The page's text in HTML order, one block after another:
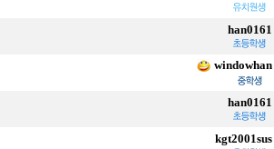
han0161
windowhan
han0161
kgt2001sus